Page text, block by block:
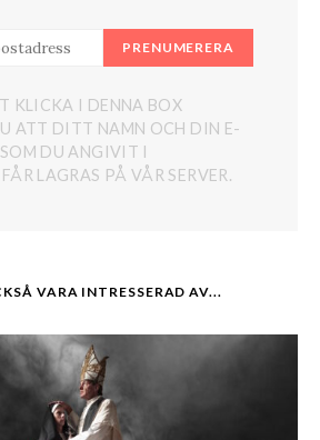
PRENUMERERA
KLICKA I DENNA BOX
ATT DITT NAMN OCH DIN E-
DU ANGIVIT I
LAGRAS PÅ VÅR SERVER.
VARA INTRESSERAD AV...